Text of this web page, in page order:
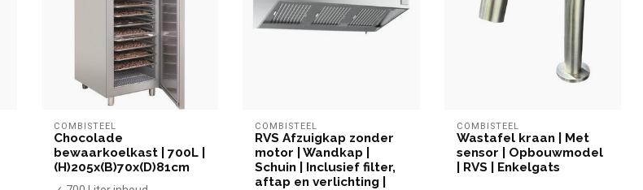
COMBISTEEL
Chocolade
bewaarkoelkast | 700L |
(H)205x(B)70x(D)81cm
COMBISTEEL
RVS Afzuigkap zonder
motor | Wandkap |
Schuin | Inclusief filter,
aftap en verlichting |
COMBISTEEL
Wastafel kraan | Met
sensor | Opbouwmodel
| RVS | Enkelgats